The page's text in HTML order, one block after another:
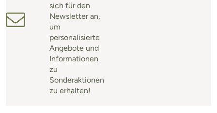
sich für den
Newsletter an,
um
personalisierte
Angebote und
Informationen
zu
Sonderaktionen
zu erhalten!